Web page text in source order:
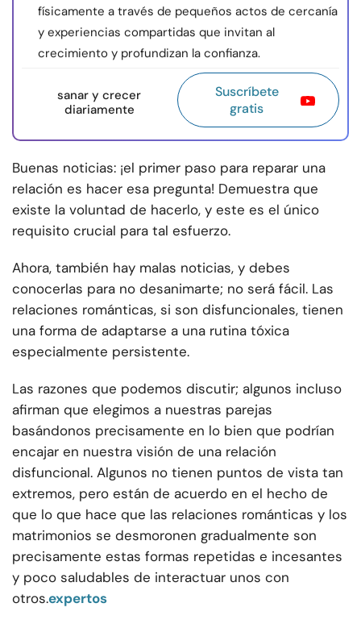
físicamente a través de pequeños actos de cercanía
y experiencias compartidas que invitan al
crecimiento y profundizan la confianza.
sanar y crecer
diariamente
Suscríbete
gratis
Buenas noticias: ¡el primer paso para reparar una
relación es hacer esa pregunta! Demuestra que
existe la voluntad de hacerlo, y este es el único
requisito crucial para tal esfuerzo.
Ahora, también hay malas noticias, y debes
conocerlas para no desanimarte; no será fácil. Las
relaciones románticas, si son disfuncionales, tienen
una forma de adaptarse a una rutina tóxica
especialmente persistente.
Las razones que podemos discutir; algunos incluso
afirman que elegimos a nuestras parejas
basándonos precisamente en lo bien que podrían
encajar en nuestra visión de una relación
disfuncional. Algunos no tienen puntos de vista tan
extremos, pero están de acuerdo en el hecho de
que lo que hace que las relaciones románticas y los
matrimonios se desmoronen gradualmente son
precisamente estas formas repetidas e incesantes
y poco saludables de interactuar unos con
otros.expertos